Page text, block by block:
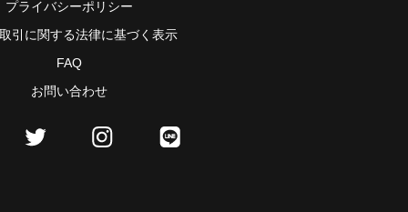
プライバシーポリシー
引に関する法律に基づく表示
FAQ
お問い合わせ